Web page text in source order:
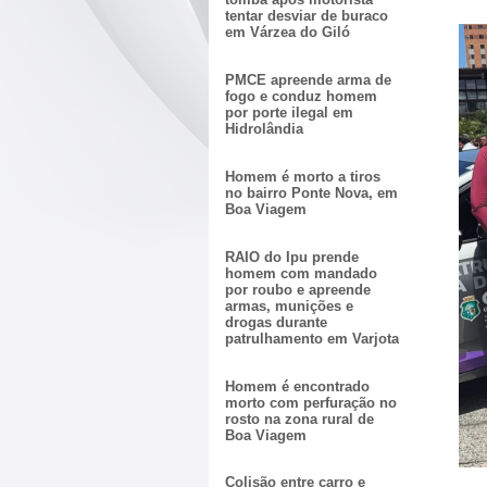
tentar desviar de buraco
em Várzea do Giló
PMCE apreende arma de
fogo e conduz homem
por porte ilegal em
Hidrolândia
Homem é morto a tiros
no bairro Ponte Nova, em
Boa Viagem
RAIO do Ipu prende
homem com mandado
por roubo e apreende
armas, munições e
drogas durante
patrulhamento em Varjota
Homem é encontrado
morto com perfuração no
rosto na zona rural de
Boa Viagem
Colisão entre carro e